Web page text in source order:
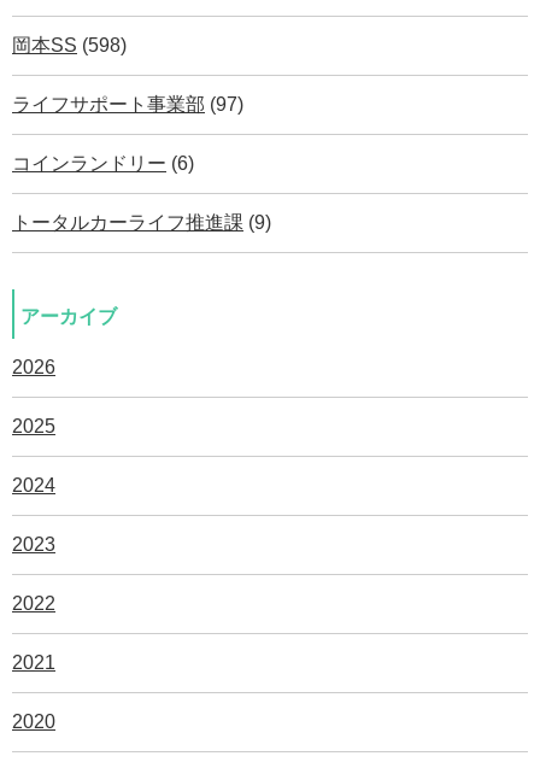
岡本SS (598)
ライフサポート事業部 (97)
コインランドリー (6)
トータルカーライフ推進課 (9)
アーカイブ
2026
2025
2024
2023
2022
2021
2020